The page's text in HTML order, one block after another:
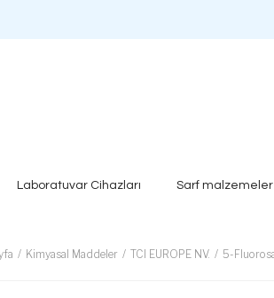
Laboratuvar Cihazları Sarf malzemeler
Kimyasal Maddeler TCI EUROPE NV. 5-